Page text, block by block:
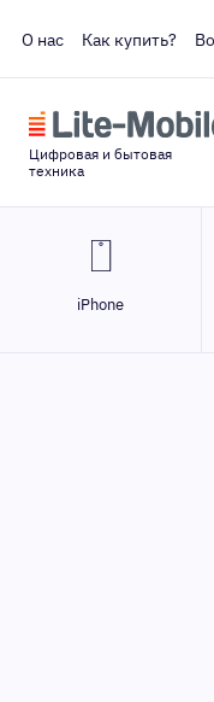
О нас Как купить?
Цифровая и бытовая
техника
iPhone